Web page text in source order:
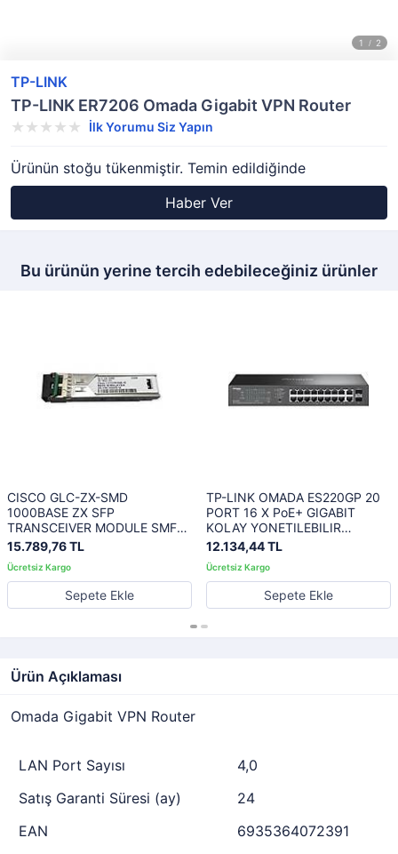
TP-LINK
TP-LINK ER7206 Omada Gigabit VPN Router
İlk Yorumu Siz Yapın
Ürünün stoğu tükenmiştir. Temin edildiğinde
Haber Ver
Bu ürünün yerine tercih edebileceğiniz ürünler
CISCO GLC-ZX-SMD
1000BASE ZX SFP
TRANSCEIVER MODULE SMF
1550NM DOM MAX 70KM
15.789,76 TL
Sepete Ekle
TP-LINK OMADA ES220GP 20
PORT 16 X PoE+ GIGABIT
KOLAY YONETILEBILIR
SWITCH
12.134,44 TL
Sepete Ekle
Ürün Açıklaması
Omada Gigabit VPN Router
LAN Port Sayısı
4,0
Satış Garanti Süresi (ay)
24
EAN
6935364072391